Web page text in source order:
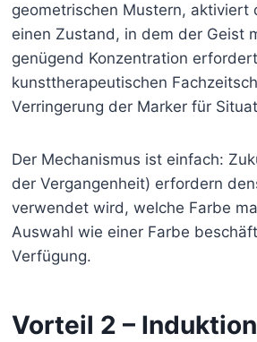
geometrischen Mustern, aktiviert
einen Zustand, in dem der Geist
genügend Konzentration
kunsttherapeutischen
Verringerung der Marker für
Der Mechanismus ist einfach:
der Vergangenheit) erfordern
verwendet wird, welche Farbe
Auswahl wie einer Farbe
Verfügung.
Vorteil 2 –